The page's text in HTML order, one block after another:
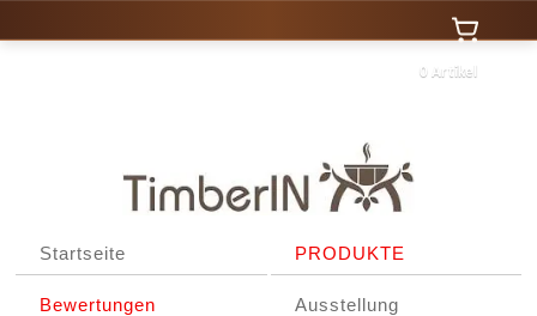
0 Artikel
Startseite PRODUKTE
Bewertungen Ausstellung